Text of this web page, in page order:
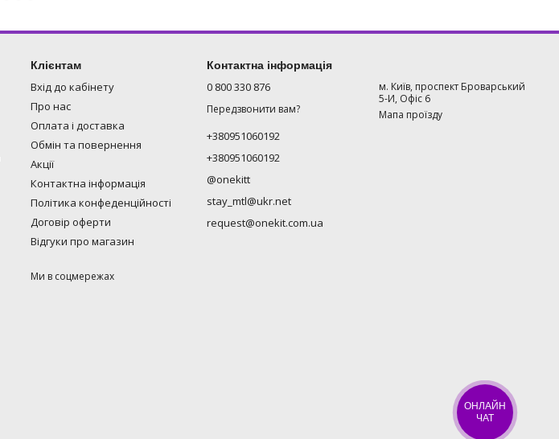
Клієнтам
Вхід до кабінету
Про нас
Оплата і доставка
Обмін та повернення
Акції
Контактна інформація
Політика конфеденційності
Договір оферти
Відгуки про магазин
Ми в соцмережах
Контактна інформація
0 800 330 876
Передзвонити вам?
+380951060192
+380951060192
@onekitt
stay_mtl@ukr.net
request@onekit.com.ua
м. Київ, проспект Броварський
5-И, Офіс 6
Мапа проїзду
ОНЛАЙН
ЧАТ